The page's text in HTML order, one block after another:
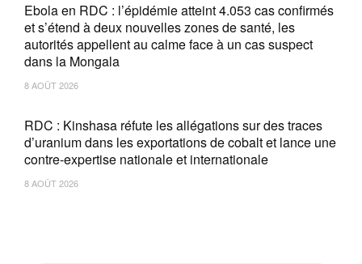
Ebola en RDC : l’épidémie atteint 4.053 cas confirmés
et s’étend à deux nouvelles zones de santé, les
autorités appellent au calme face à un cas suspect
dans la Mongala
8 AOÛT 2026
RDC : Kinshasa réfute les allégations sur des traces
d’uranium dans les exportations de cobalt et lance une
contre-expertise nationale et internationale
8 AOÛT 2026